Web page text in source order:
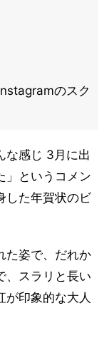
のスク
な感じ 3月に出
」というコメン
した年賀状のビ
た姿で、だれか
、スラリと長い
が印象的な大人